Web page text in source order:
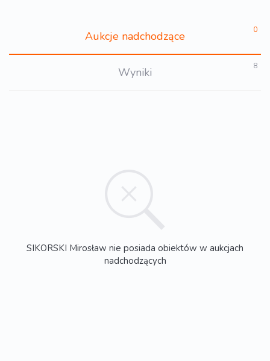
Aukcje nadchodzące 0
Wyniki 8
SIKORSKI Mirosław nie posiada obiektów w aukcjach
nadchodzących